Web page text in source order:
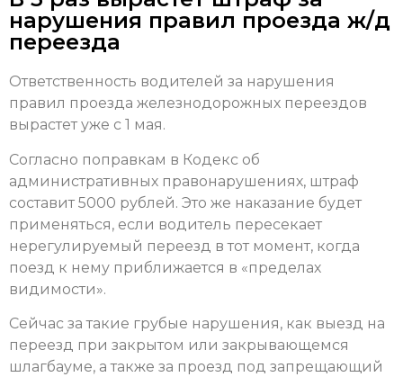
нарушения правил проезда ж/д
переезда
Ответственность водителей за нарушения
правил проезда железнодорожных переездов
вырастет уже с 1 мая.
Согласно поправкам в Кодекс об
административных правонарушениях, штраф
составит 5000 рублей. Это же наказание будет
применяться, если водитель пересекает
нерегулируемый переезд в тот момент, когда
поезд к нему приближается в «пределах
видимости».
Сейчас за такие грубые нарушения, как выезд на
переезд при закрытом или закрывающемся
шлагбауме, а также за проезд под запрещающий